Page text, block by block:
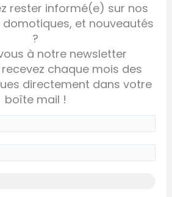
rester informé(e) sur nos
et nouveautés
?
à notre newsletter
chaque mois des
directement dans votre
boîte mail !